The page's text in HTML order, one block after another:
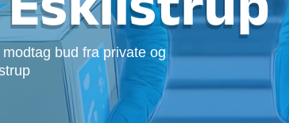
af skillevæg
Rengøring
Træfældning
TV installation og opsætning
Vinduespudsning
bud fra private og